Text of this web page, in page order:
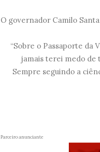
O governador Camilo
“Sobre o Passaporte da
jamais terei medo de
Sempre seguindo a
Parceiro anunciante